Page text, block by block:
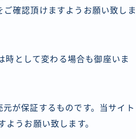
確認頂けますようお願い致しま
時として変わる場合も御座いま
が保証するものです。当サイト
うお願い致します。